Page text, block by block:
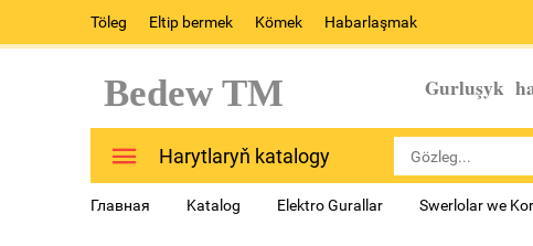
Töleg Eltip bermek Kömek Habarlaşmak
Bedew TM Gurluşyk
Harytlaryň katalogy
Главная Katalog Elektro Gurallar Swerlolar we